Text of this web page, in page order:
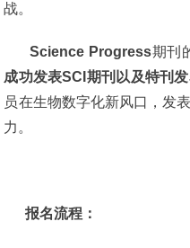
战。
Science Progress期刊
成功发表SCI期刊以及特刊
员在生物数字化新风口，发
力。
报名流程：